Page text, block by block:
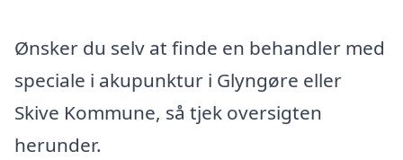
Ønsker du selv at finde en behandler med
speciale i akupunktur i Glyngøre eller
Skive Kommune, så tjek oversigten
herunder.